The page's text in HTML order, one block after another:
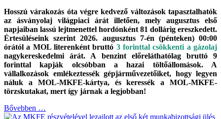
Hosszú várakozás óta végre kedvező változások tapasztalhatók
az ásványolaj világpiaci árát illetően, mely augusztus első
napjaiban lassú lejtmenettel hordónként 81 dollárig ereszkedett.
Értesüléseink szerint 2026. augusztus 7-én (pénteken) 00:00
órától a MOL literenként bruttó 3 forinttal csökkenti a gázolaj
nagykereskedelmi árát. A benzint előreláthatólag bruttó 9
forinttal kapják olcsóbban a hazai töltőállomások. A
vállalkozások emlékeztessék gépjárművezetőiket, hogy legyen
náluk a MOL-MKFE-kártya, és keressék a MOL-MKFE-
törzskutakat, mert így járnak a legjobban!
Bővebben …